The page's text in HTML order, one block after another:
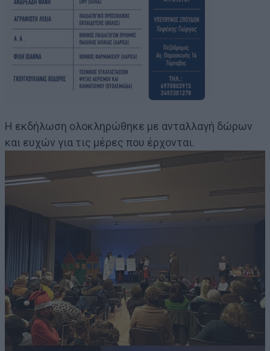
Η εκδήλωση ολοκληρώθηκε με ανταλλαγή δώρων
και ευχών για τις μέρες που έρχονται.